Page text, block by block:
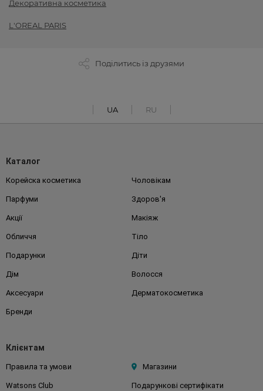
Декоративна косметика
L'OREAL PARIS
Поділитись із друзями
UA RU
Каталог
Корейска косметика Чоловікам
Парфуми Здоров'я
Акції Макіяж
Обличчя Тіло
Подарунки Діти
Дім Волосся
Аксесуари Дерматокосметика
Бренди
Клієнтам
Правила та умови Магазини
Watsons Club Подарункові сертифікати